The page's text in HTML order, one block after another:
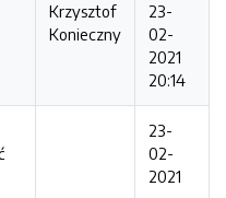
Krzysztof
Konieczny
23-
02-
2021
20:14
23-
02-
2021